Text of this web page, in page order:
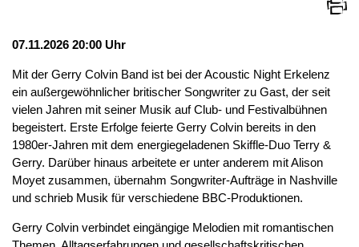
07.11.2026 20:00 Uhr
Mit der Gerry Colvin Band ist bei der Acoustic Night Erkelenz
ein außergewöhnlicher britischer Songwriter zu Gast, der seit
vielen Jahren mit seiner Musik auf Club- und Festivalbühnen
begeistert. Erste Erfolge feierte Gerry Colvin bereits in den
1980er-Jahren mit dem energiegeladenen Skiffle-Duo Terry &
Gerry. Darüber hinaus arbeitete er unter anderem mit Alison
Moyet zusammen, übernahm Songwriter-Aufträge in Nashville
und schrieb Musik für verschiedene BBC-Produktionen.
Gerry Colvin verbindet eingängige Melodien mit romantischen